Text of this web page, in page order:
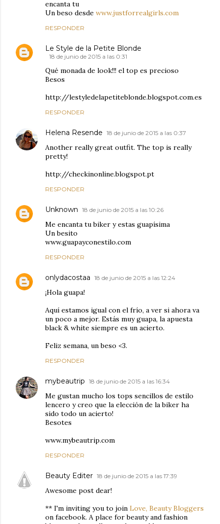
encanta tu
Un beso desde www.justforrealgirls.com
RESPONDER
Le Style de la Petite Blonde
18 de junio de 2015 a las 0:31
Qué monada de look!!! el top es precioso
Besos
http://lestyledelapetiteblonde.blogspot.com.es
RESPONDER
Helena Resende 18 de junio de 2015 a las 0:37
Another really great outfit. The top is really
pretty!
http://checkinonline.blogspot.pt
RESPONDER
Unknown 18 de junio de 2015 a las 10:26
Me encanta tu biker y estas guapísima
Un besito
️www.guapayconestilo.com
RESPONDER
onlydacostaa 18 de junio de 2015 a las 12:24
¡Hola guapa!
Aquí estamos igual con el frío, a ver si ahora va
un poco a mejor. Estás muy guapa, la apuesta
black & white siempre es un acierto.
Feliz semana, un beso <3.
RESPONDER
mybeautrip 18 de junio de 2015 a las 16:34
Me gustan mucho los tops sencillos de estilo
lencero y creo que la elección de la biker ha
sido todo un acierto!
Besotes
www.mybeautrip.com
RESPONDER
Beauty Editer 18 de junio de 2015 a las 17:39
Awesome post dear!
** I'm inviting you to join Love, Beauty Bloggers
on facebook. A place for beauty and fashion